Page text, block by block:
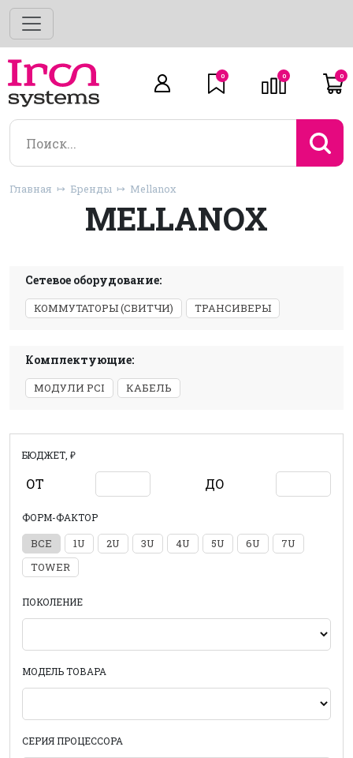
0 0 0
Главная Бренды Mellanox
MELLANOX
Сетевое оборудование:
КОММУТАТОРЫ (СВИТЧИ) ТРАНСИВЕРЫ
Комплектующие:
МОДУЛИ PCI КАБЕЛЬ
БЮДЖЕТ, ₽
ОТ ДО
ФОРМ-ФАКТОР
ВСЕ 1U 2U 3U 4U 5U 6U
7U
TOWER
ПОКОЛЕНИЕ
МОДЕЛЬ ТОВАРА
СЕРИЯ ПРОЦЕССОРА